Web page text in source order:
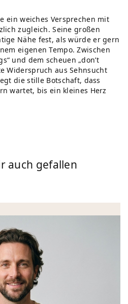
ein weiches Versprechen mit
zugleich. Seine großen
Nähe fest, als würde er gern
eigenen Tempo. Zwischen
und dem scheuen „don’t
Widerspruch aus Sehnsucht
die stille Botschaft, dass
wartet, bis ein kleines Herz
auch gefallen